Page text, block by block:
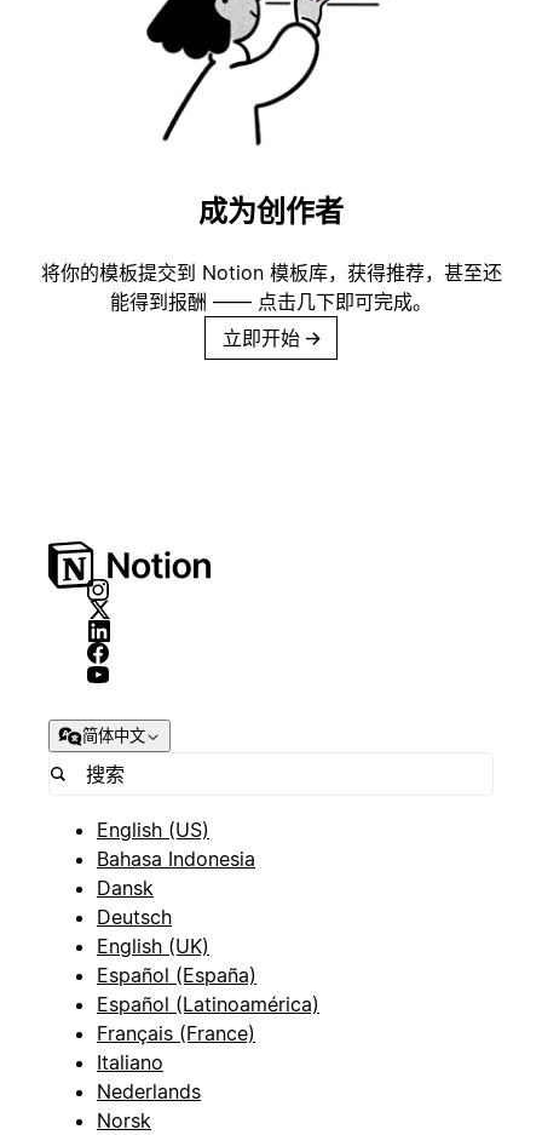
成为创作者
将你的模板提交到 Notion 模板库，获得推荐，甚至还
能得到报酬 —— 点击几下即可完成。
立即开始 →
简体中文
English (US)
Bahasa Indonesia
Dansk
Deutsch
English (UK)
Español (España)
Español (Latinoamérica)
Français (France)
Italiano
Nederlands
Norsk